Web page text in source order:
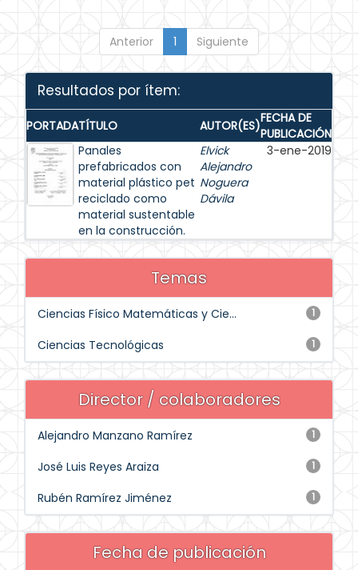
Anterior 1 Siguiente
Resultados por ítem:
PORTADATÍTULO AUTOR(ES)FECHA DE
PUBLICACIÓN
Panales
prefabricados con
material plástico pet
reciclado como
material sustentable
en la construcción.
Elvick
Alejandro
Noguera
Dávila
3-ene-2019
Temas
1
Ciencias Físico Matemáticas y Cie...
1
Ciencias Tecnológicas
Director / colaboradores
1
Alejandro Manzano Ramírez
1
José Luis Reyes Araiza
1
Rubén Ramírez Jiménez
Fecha de publicación